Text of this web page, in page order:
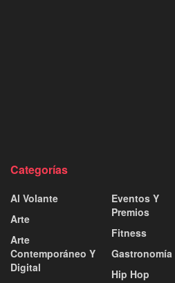
Categorías
Al Volante
Arte
Arte
Contemporáneo Y
Digital
Eventos Y
Premios
Fitness
Gastronomía
Hip Hop